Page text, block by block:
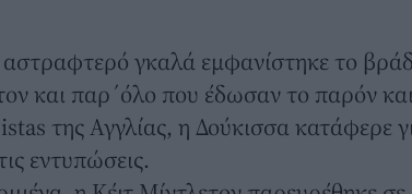
αστραφτερό γκαλά εμφανίστηκε το
και παρ΄όλο που έδωσαν το παρόν
της Αγγλίας, η Δούκισσα κατάφερε
εντυπώσεις.